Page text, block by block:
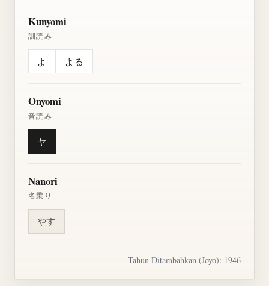
Kunyomi
訓読み
よ よる
Onyomi
音読み
ヤ
Nanori
名乗り
やす
Tahun Ditambahkan (Jōyō): 1946